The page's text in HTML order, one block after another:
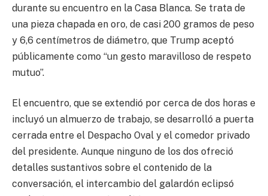
durante su encuentro en la Casa Blanca. Se trata de
una pieza chapada en oro, de casi 200 gramos de peso
y 6,6 centímetros de diámetro, que Trump aceptó
públicamente como “un gesto maravilloso de respeto
mutuo”.
El encuentro, que se extendió por cerca de dos horas e
incluyó un almuerzo de trabajo, se desarrolló a puerta
cerrada entre el Despacho Oval y el comedor privado
del presidente. Aunque ninguno de los dos ofreció
detalles sustantivos sobre el contenido de la
conversación, el intercambio del galardón eclipsó